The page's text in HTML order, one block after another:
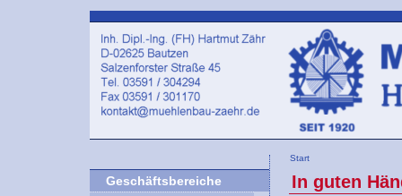
Geschäftsbereiche
Start
In guten